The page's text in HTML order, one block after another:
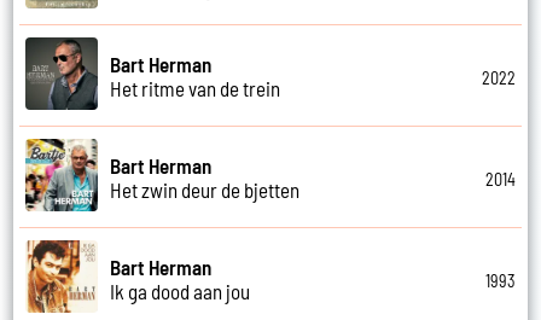
Bart Herman
Het ritme van de trein
2022
Bart Herman
Het zwin deur de bjetten
2014
Bart Herman
Ik ga dood aan jou
1993